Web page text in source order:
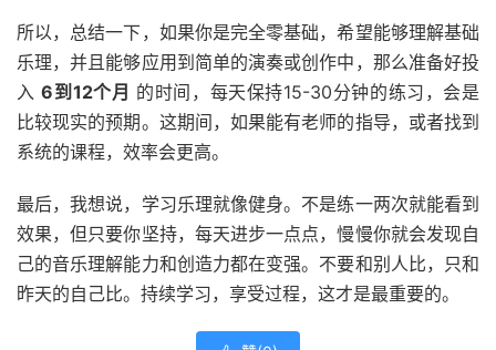
所以，总结一下，如果你是完全零基础，希望能够理解基础
乐理，并且能够应用到简单的演奏或创作中，那么准备好投
入6到12个月 的时间，每天保持15-30分钟的练习，会是
比较现实的预期。这期间，如果能有老师的指导，或者找到
系统的课程，效率会更高。
最后，我想说，学习乐理就像健身。不是练一两次就能看到
效果，但只要你坚持，每天进步一点点，慢慢你就会发现自
己的音乐理解能力和创造力都在变强。不要和别人比，只和
昨天的自己比。持续学习，享受过程，这才是最重要的。